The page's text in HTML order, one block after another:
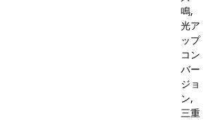
鳴,
光ア
ップ
コン
バー
ジョ
ン,
三重